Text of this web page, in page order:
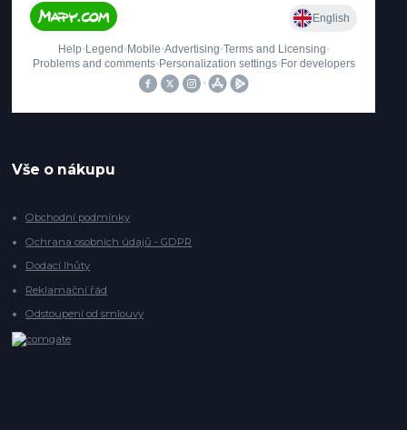
Vše o nákupu
Obchodní podmínky
Ochrana osobních údajů - GDPR
Dodací lhůty
Reklamační řád
Odstoupení od smlouvy